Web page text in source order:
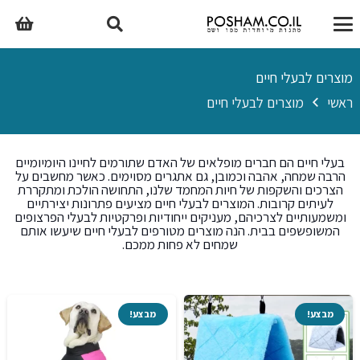
מוצרים לבעלי חיים
ראשי
מוצרים לבעלי חיים
בעלי חיים הם חברים מופלאים של האדם שתורמים לחיינו היומיומיים
הרבה שמחה, אהבה וכמובן, גם אתגרים מסוימים. כאשר מחשבים על
הצרכים והשקפות של חיות המחמד שלנו, התחושה הולכת ומתקררת
לעיתים קרובות. המוצרים לבעלי חיים מציעים פתרונות יצירתיים
ומשמעותיים לצרכיהם, מעניקים ייחודיות ופרקטיות לבעלי הפרצופים
המשופשפים בבית. הנה מוצרים מטורפים לבעלי חיים שיעשו אותם
שמחים לא פחות ממכם.
מבצע! מבצע!